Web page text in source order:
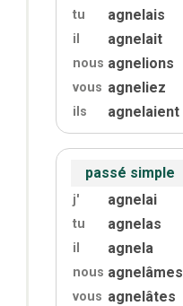
tu agnelais
il agnelait
nous agnelions
vous agneliez
ils agnelaient
passé simple
j' agnelai
tu agnelas
il agnela
nous agnelâmes
vous agnelâtes